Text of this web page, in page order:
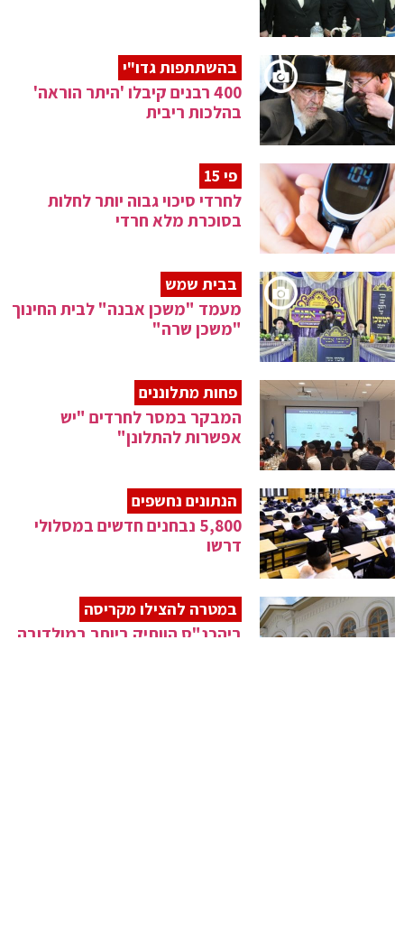
בהשתתפות גדו"י
400 רבנים קיבלו 'היתר הוראה'
בהלכות ריבית
פי 15
לחרדי סיכוי גבוה יותר לחלות
בסוכרת מלא חרדי
בבית שמש
מעמד "משכן אבנה" לבית החינוך
"משכן שרה"
פחות מתלוננים
המבקר במסר לחרדים "יש
אפשרות להתלונן"
הנתונים נחשפים
5,800 נבחנים חדשים במסלולי
דרשו
במטרה להצילו מקריסה
ביהכנ"ס הוותיק ביותר במולדובה